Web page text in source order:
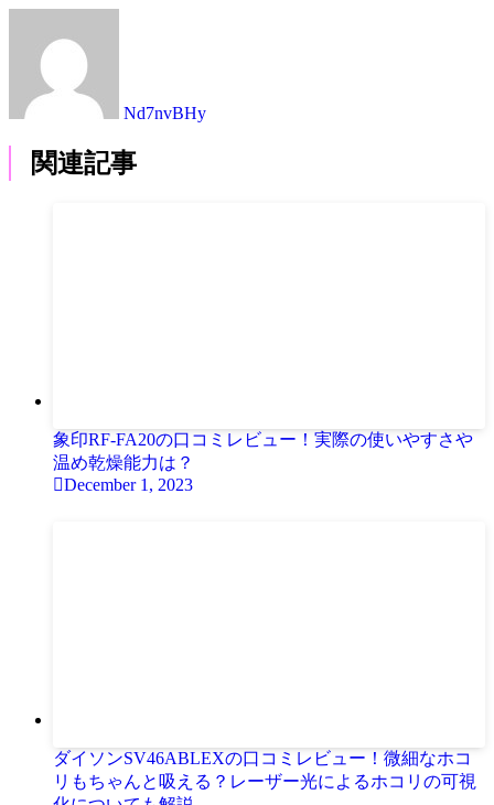
Nd7nvBHy
関連記事
象印RF-FA20の口コミレビュー！実際の使いやすさや
温め乾燥能力は？
December 1, 2023
ダイソンSV46ABLEXの口コミレビュー！微細なホコ
リもちゃんと吸える？レーザー光によるホコリの可視